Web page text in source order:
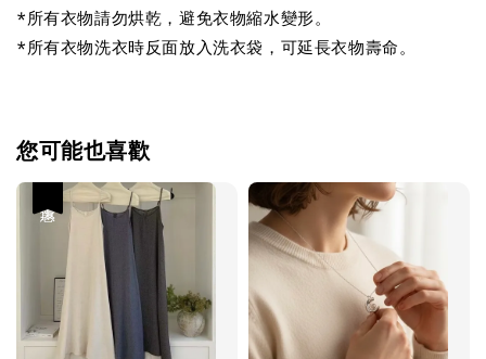
*所有衣物請勿烘乾，避免衣物縮水變形。
*所有衣物洗衣時反面放入洗衣袋，可延長衣物壽命。
您可能也喜歡